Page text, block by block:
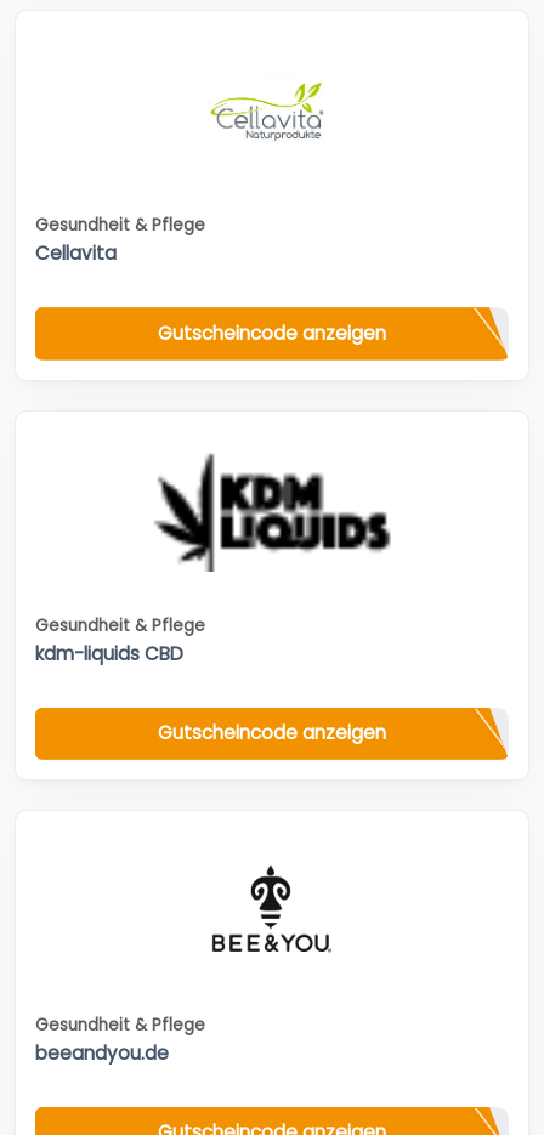
Gesundheit & Pflege
Cellavita
Gutscheincode anzeigen
Gesundheit & Pflege
kdm-liquids CBD
Gutscheincode anzeigen
Gesundheit & Pflege
beeandyou.de